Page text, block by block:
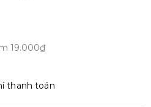
19.000₫
thanh toán